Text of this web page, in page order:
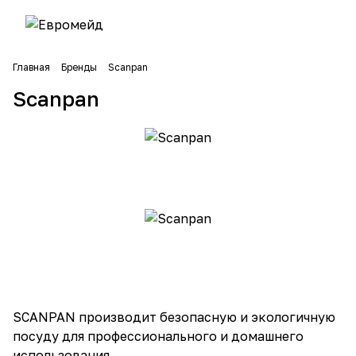
Главная Бренды Scanpan
Scanpan
SCANPAN производит безопасную и экологичную
посуду для профессионального и домашнего